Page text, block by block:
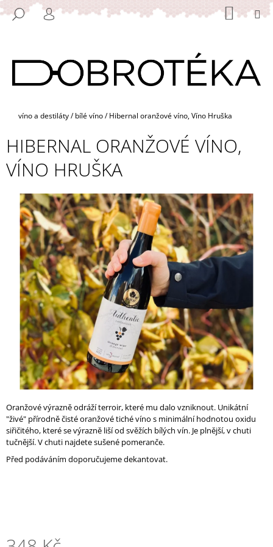
Přejít
na
HLEDAT
PŘIHLÁŠENÍ KOŠÍK
Domů
víno a destiláty/ bílé víno/ Hibernal oranžové víno, Víno Hruška
HIBERNAL ORANŽOVÉ VÍNO,
VÍNO HRUŠKA
Oranžové výrazně odráží terroir, které mu dalo vzniknout. Unikátní
"živé" přírodně čisté oranžové tiché víno s minimální hodnotou oxidu
siřičitého, které se výrazně liší od svěžích bílých vín. Je plnější, v chuti
tučnější. V chuti najdete sušené pomeranče.
Před podáváním doporučujeme dekantovat.
K
C
O
O
Ř
E
B
U
E
T
E
N
A
T
HLEDAT
D